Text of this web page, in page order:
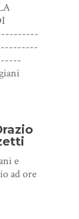
e
ad ore